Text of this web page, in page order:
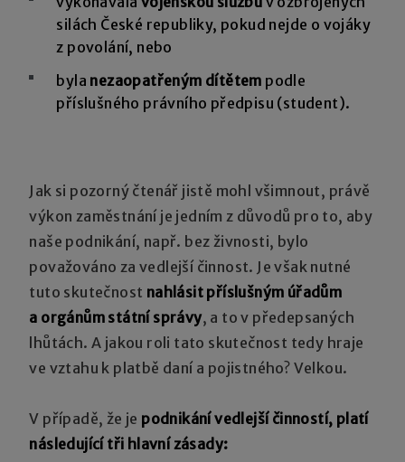
silách České republiky, pokud nejde o vojáky
z povolání, nebo
byla nezaopatřeným dítětem podle
příslušného právního předpisu (student).
Jak si pozorný čtenář jistě mohl všimnout, právě
výkon zaměstnání je jedním z důvodů pro to, aby
naše podnikání, např. bez živnosti, bylo
považováno za vedlejší činnost. Je však nutné
tuto skutečnost nahlásit příslušným úřadům
a orgánům státní správy, a to v předepsaných
lhůtách. A jakou roli tato skutečnost tedy hraje
ve vztahu k platbě daní a pojistného? Velkou.
V případě, že je podnikání vedlejší činností, platí
následující tři hlavní zásady: